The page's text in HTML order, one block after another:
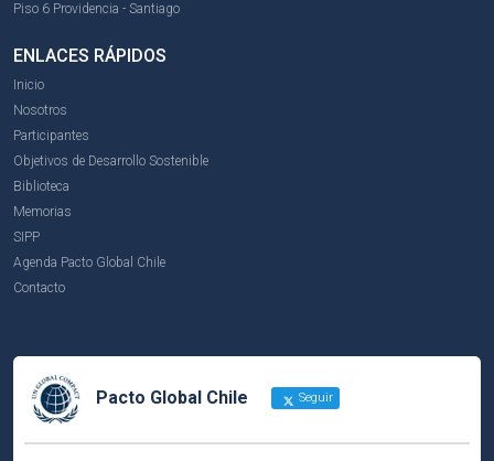
Piso 6 Providencia - Santiago
ENLACES RÁPIDOS
Inicio
Nosotros
Participantes
Objetivos de Desarrollo Sostenible
Biblioteca
Memorias
SIPP
Agenda Pacto Global Chile
Contacto
Pacto Global Chile Seguir